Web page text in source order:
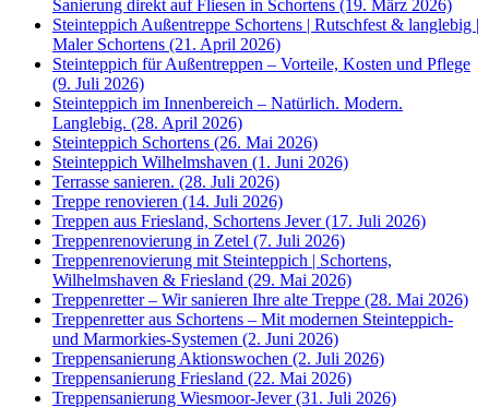
Sanierung direkt auf Fliesen in Schortens (19. März 2026)
Steinteppich Außentreppe Schortens | Rutschfest & langlebig |
Maler Schortens (21. April 2026)
Steinteppich für Außentreppen – Vorteile, Kosten und Pflege
(9. Juli 2026)
Steinteppich im Innenbereich – Natürlich. Modern.
Langlebig. (28. April 2026)
Steinteppich Schortens (26. Mai 2026)
Steinteppich Wilhelmshaven (1. Juni 2026)
Terrasse sanieren. (28. Juli 2026)
Treppe renovieren (14. Juli 2026)
Treppen aus Friesland, Schortens Jever (17. Juli 2026)
Treppenrenovierung in Zetel (7. Juli 2026)
Treppenrenovierung mit Steinteppich | Schortens,
Wilhelmshaven & Friesland (29. Mai 2026)
Treppenretter – Wir sanieren Ihre alte Treppe (28. Mai 2026)
Treppenretter aus Schortens – Mit modernen Steinteppich-
und Marmorkies-Systemen (2. Juni 2026)
Treppensanierung Aktionswochen (2. Juli 2026)
Treppensanierung Friesland (22. Mai 2026)
Treppensanierung Wiesmoor-Jever (31. Juli 2026)